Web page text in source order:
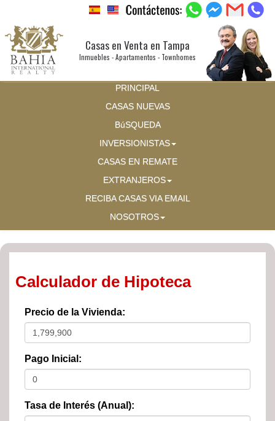
Casas en Venta en Tampa
Inmuebles - Apartamentos - Townhomes
PRINCIPAL
CASAS NUEVAS
BúSQUEDA
INVERSIONISTAS
CASAS EN REMATE
EXTRANJEROS
RECIBA CASAS VIA EMAIL
NOSOTROS
Calculador de Hipoteca
Precio de la Vivienda:
Pago Inicial:
Tasa de Interés (Anual):